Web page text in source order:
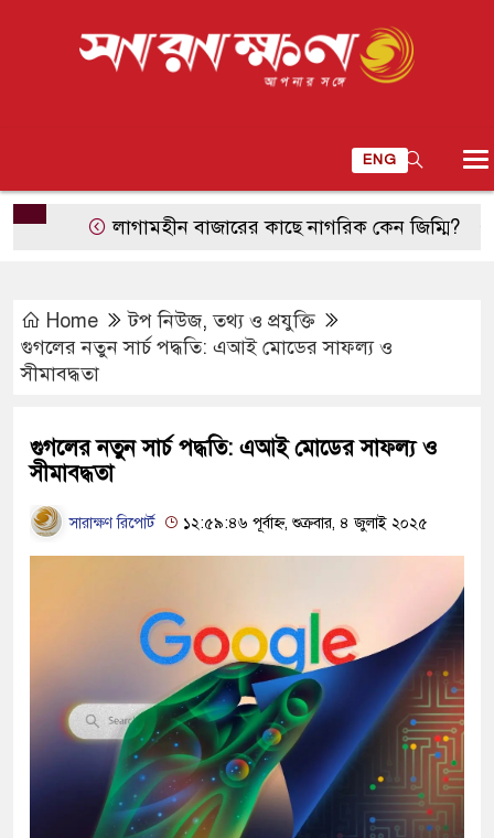
ENG
লাগামহীন বাজারের কাছে নাগরিক কেন জিম্মি?
Home টপ নিউজ,তথ্য ও প্রযুক্তি
গুগলের নতুন সার্চ পদ্ধতি: এআই মোডের সাফল্য ও
সীমাবদ্ধতা
গুগলের নতুন সার্চ পদ্ধতি: এআই মোডের সাফল্য ও
সীমাবদ্ধতা
সারাক্ষণ রিপোর্ট ১২:৫৯:৪৬ পূর্বাহ্ন, শুক্রবার, ৪ জুলাই ২০২৫